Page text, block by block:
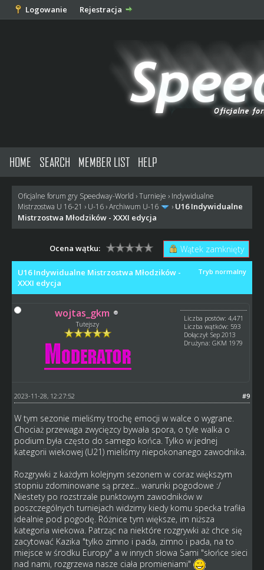
Logowanie Rejestracja
HOME SEARCH MEMBER LIST HELP
Oficjalne forum gry Speedway-World ›Turnieje › Indywidualne
Mistrzostwa U 16-21 › U-16›Archiwum U-16 › U16 Indywidualne
Mistrzostwa Młodzików - XXXI edycja
Wątek zamknięty
Ocena wątku:
Tryb normalny
U16 Indywidualne Mistrzostwa Młodzików -
XXXI edycja
wojtas_gkm
Tutejszy
Liczba postów: 4,471
Liczba wątków: 593
Dołączył: Sep 2013
Drużyna: GKM 1979
#9
2023-11-28, 12:27:52
W tym sezonie mieliśmy trochę emocji w walce o wygrane.
Chociaż przewaga zwycięzcy bywała spora, o tyle walka o
podium była często do samego końca. Tylko w jednej
kategorii wiekowej (U21) mieliśmy niepokonanego zawodnika.
Rozgrywki z każdym kolejnym sezonem w coraz większym
stopniu zdominowane są przez... warunki pogodowe :/
Niestety po rozstrzale punktowym zawodników w
poszczególnych turniejach widzimy kiedy komu specka trafiła
idealnie pod pogodę. Różnice tym większe, im niższa
kategoria wiekowa. Patrząc na niektóre rozgrywki aż chce się
zacytować Kazika "tylko zimno i pada, zimno i pada, na to
miejsce w środku Europy" a w innych słowa Sami "słońce sieci
nad nami, rozgrzewa nasze ciała promieniami"